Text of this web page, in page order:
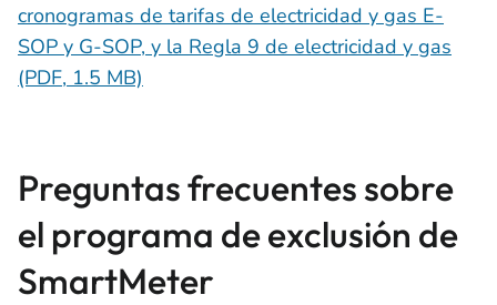
cronogramas de tarifas de electricidad y gas E-
SOP y G-SOP, y la Regla 9 de electricidad y gas
(PDF, 1.5 MB)
Preguntas frecuentes sobre
el programa de exclusión de
SmartMeter